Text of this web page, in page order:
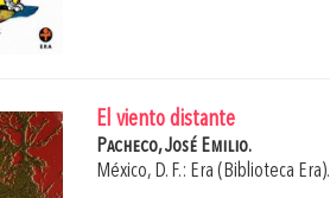
El viento distante
Pacheco, José Emilio.
México, D. F.: Era (Biblioteca Era).